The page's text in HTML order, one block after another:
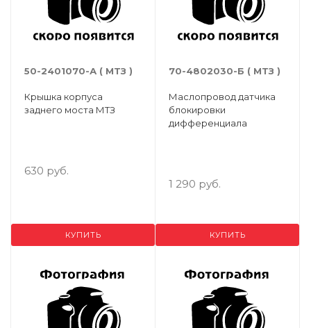
50-2401070-А ( МТЗ )
Крышка корпуса
заднего моста МТЗ
630 руб.
КУПИТЬ
70-4802030-Б ( МТЗ )
Маслопровод датчика
блокировки
дифференциала
1 290 руб.
КУПИТЬ